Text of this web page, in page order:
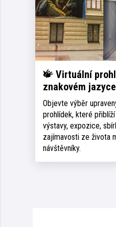
Virtuální
znakovém jazyce
Objevte výběr
prohlídek, které
výstavy, expozice,
zajímavosti ze života
návštěvníky.